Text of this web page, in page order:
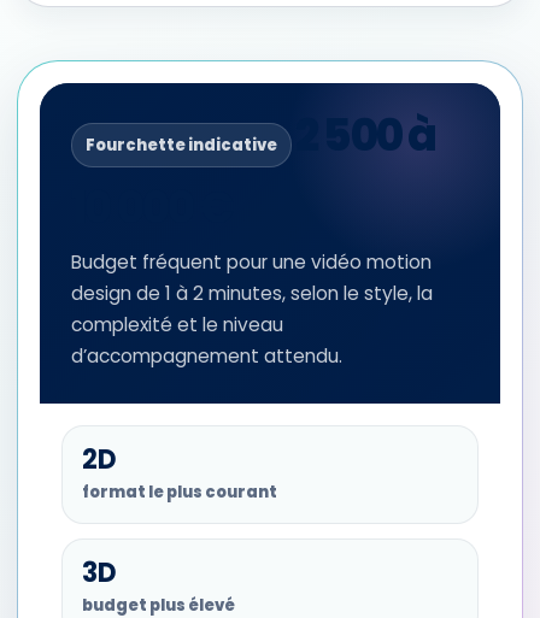
Fourchette indicative
2 500 à
Budget fréquent pour une vidéo motion
design de 1 à 2 minutes, selon le style, la
complexité et le niveau
d’accompagnement attendu.
2D
format le plus courant
3D
budget plus élevé